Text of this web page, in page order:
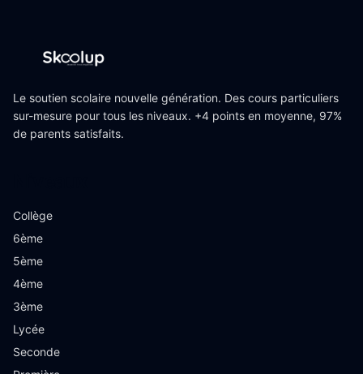
Le soutien scolaire nouvelle génération. Des cours particuliers
sur-mesure pour tous les niveaux. +4 points en moyenne, 97%
de parents satisfaits.
Collège
6ème
5ème
4ème
3ème
Lycée
Seconde